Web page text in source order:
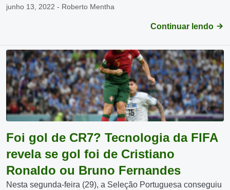
junho 13, 2022 - Roberto Mentha
Continuar lendo
Foi gol de CR7? Tecnologia da FIFA
revela se gol foi de Cristiano
Ronaldo ou Bruno Fernandes
Nesta segunda-feira (29), a Seleção Portuguesa conseguiu